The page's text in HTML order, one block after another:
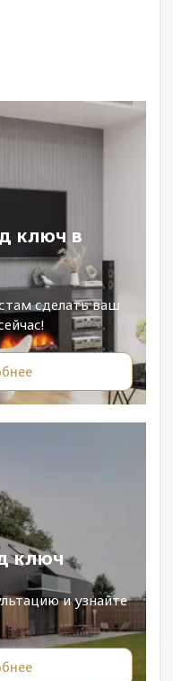
ключ в
сделать ваш
ключ
и узнайте